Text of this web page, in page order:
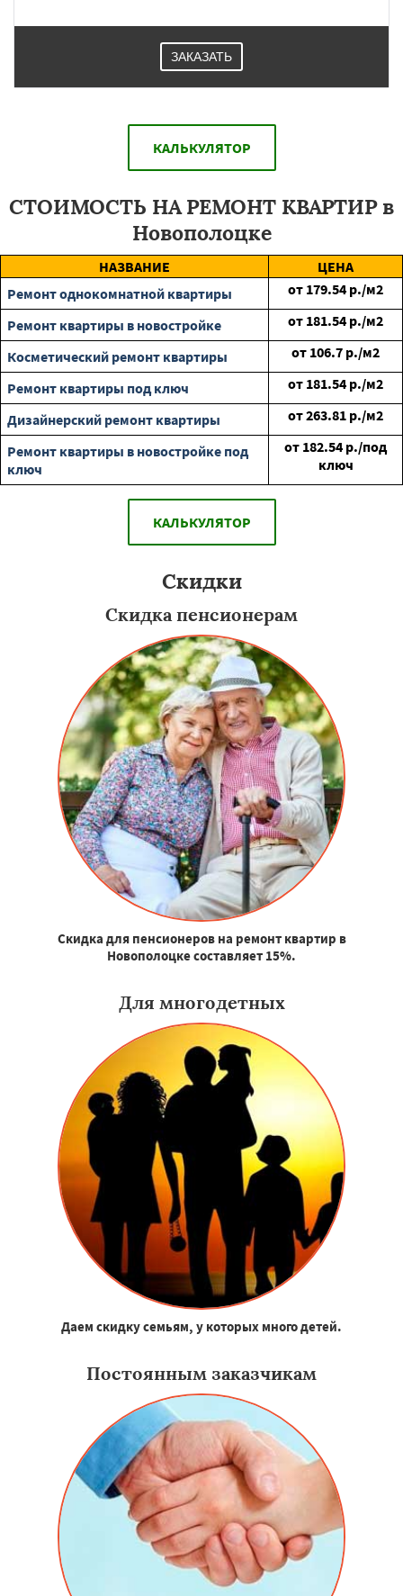
ЗАКАЗАТЬ
КАЛЬКУЛЯТОР
СТОИМОСТЬ НА РЕМОНТ КВАРТИР в
Новополоцке
НАЗВАНИЕ
ЦЕНА
Ремонт однокомнатной квартиры
от 179.54 р./м2
Ремонт квартиры в новостройке
от 181.54 р./м2
Косметический ремонт квартиры
от 106.7 р./м2
Ремонт квартиры под ключ
от 181.54 р./м2
Дизайнерский ремонт квартиры
от263.81 р./м2
Ремонт квартиры в новостройке под
ключ
от 182.54 р./под
ключ
КАЛЬКУЛЯТОР
Скидки
Скидка пенсионерам
Скидка для пенсионеров на ремонт квартир в
Новополоцке составляет 15%.
Для многодетных
Даем скидку семьям, у которых много детей.
Постоянным заказчикам